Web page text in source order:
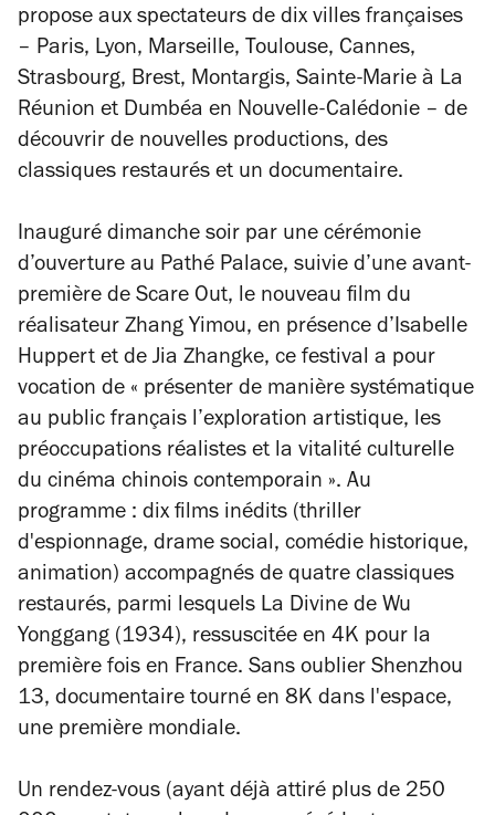
propose aux spectateurs de dix villes françaises
– Paris, Lyon, Marseille, Toulouse, Cannes,
Strasbourg, Brest, Montargis, Sainte-Marie à La
Réunion et Dumbéa en Nouvelle-Calédonie – de
découvrir de nouvelles productions, des
classiques restaurés et un documentaire.
Inauguré dimanche soir par une cérémonie
d’ouverture au Pathé Palace, suivie d’une avant-
première de Scare Out, le nouveau film du
réalisateur Zhang Yimou, en présence d’Isabelle
Huppert et de Jia Zhangke, ce festival a pour
vocation de « présenter de manière systématique
au public français l’exploration artistique, les
préoccupations réalistes et la vitalité culturelle
du cinéma chinois contemporain ». Au
programme : dix films inédits (thriller
d'espionnage, drame social, comédie historique,
animation) accompagnés de quatre classiques
restaurés, parmi lesquels La Divine de Wu
Yonggang (1934), ressuscitée en 4K pour la
première fois en France. Sans oublier Shenzhou
13, documentaire tourné en 8K dans l'espace,
une première mondiale.
Un rendez-vous (ayant déjà attiré plus de 250